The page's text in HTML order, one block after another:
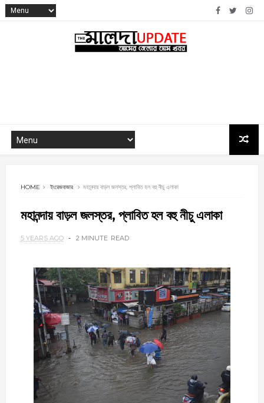
HOME ইংরেজবাজার মহানন্দায় বাড়ল জলস্তর, প্লাবিত হল বহু নীচু এলাকা
মহানন্দায় বাড়ল জলস্তর, প্লাবিত হল বহু নীচু এলাকা
5 YEARS AGO 2 MINUTE READ